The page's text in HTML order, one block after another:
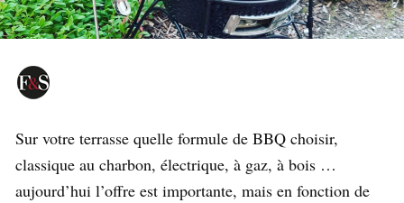
Sur votre terrasse quelle formule de BBQ choisir,
classique au charbon, électrique, à gaz, à bois …
aujourd’hui l’offre est importante, mais en fonction de